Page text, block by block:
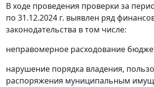
В ходе проведения проверки за
по 31.12.2024 г. выявлен ряд
законодательства в том числе:
неправомерное расходование
нарушение порядка владения,
распоряжения муниципальным